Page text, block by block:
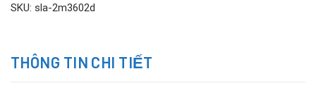
SKU: sla-2m3602d
THÔNG TIN CHI TIẾT